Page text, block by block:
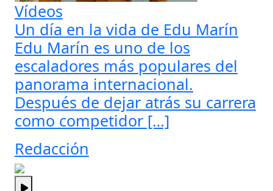
Vídeos
Un día en la vida de Edu Marín
Edu Marín es uno de los
escaladores más populares del
panorama internacional.
Después de dejar atrás su carrera
como competidor […]
Redacción